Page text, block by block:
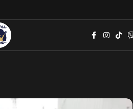
1G1YY22G1Y5117949